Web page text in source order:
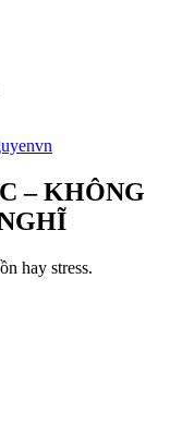
– KHÔNG
hay stress.